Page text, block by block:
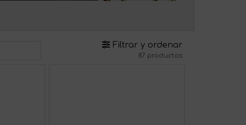
Filtrar y ordenar
87 productos